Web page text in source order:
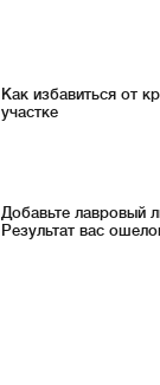
Как избавиться от
участке
Добавьте лавровый
Результат вас